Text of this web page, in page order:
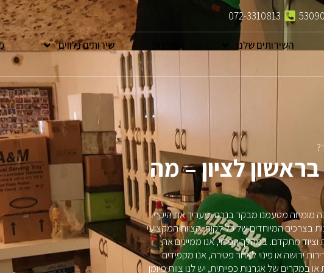
072-3310813
השירותים שלנו המלצות שירותים נלווים
לציון – מה
מומחה מטעמנו מבקר בנכס ומעריך את היקף
בצרכים המיוחדים של כל לקוח. הצוות המקצועי
וציוד מתקדם. במהלך הפינוי, אנו ממיינים את
ירושה או פינוי לאחר פטירה, אנו מקפידים
במקרים של אגרנות כפייתית, יש לנו צוות מיומן